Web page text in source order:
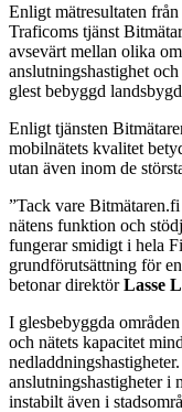
Enligt mätresultaten
Traficoms tjänst
avsevärt mellan olika
anslutningshastighet
glest bebyggd
Enligt tjänsten
mobilnätets kvalitet
utan även inom de
”Tack vare
nätens funktion och
fungerar smidigt i hela
grundförutsättning för
betonar direktörLasse
I glesbebyggda
och nätets kapacitet
anslutningshastigheter i
instabilt även i